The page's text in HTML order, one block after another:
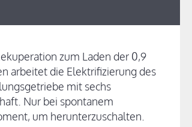
zum Laden der 0,9
arbeitet die Elektrifizierung des
mit sechs
Nur bei spontanem
um herunterzuschalten.